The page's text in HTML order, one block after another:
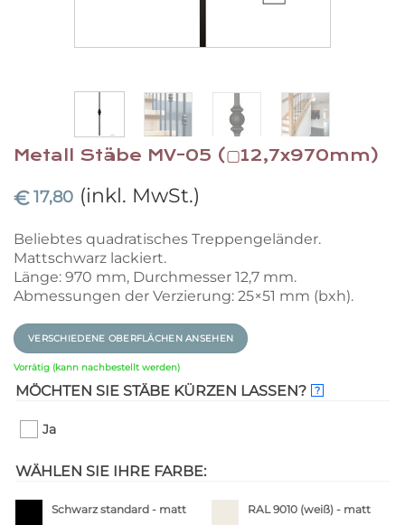
Metall Stäbe MV-05 (▢12,7x970mm)
€ 17,80 (inkl. MwSt.)
Beliebtes quadratisches Treppengeländer.
Mattschwarz lackiert.
Länge: 970 mm, Durchmesser 12,7 mm.
Abmessungen der Verzierung: 25×51 mm (bxh).
VERSCHIEDENE OBERFLÄCHEN ANSEHEN
Vorrätig (kann nachbestellt werden)
MÖCHTEN SIE STÄBE KÜRZEN LASSEN? ?
Ja
WÄHLEN SIE IHRE FARBE:
Schwarz standard - matt RAL 9010 (weiß) - matt